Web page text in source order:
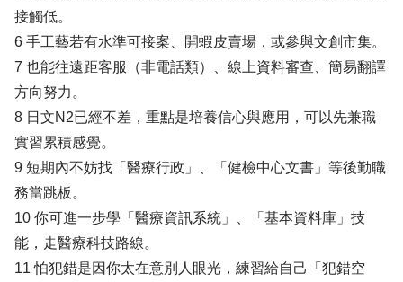
接觸低。
6 手工藝若有水準可接案、開蝦皮賣場，或參與文創市集。
7 也能往遠距客服（非電話類）、線上資料審查、簡易翻譯
方向努力。
8 日文N2已經不差，重點是培養信心與應用，可以先兼職
實習累積感覺。
9 短期內不妨找「醫療行政」、「健檢中心文書」等後勤職
務當跳板。
10 你可進一步學「醫療資訊系統」、「基本資料庫」技
能，走醫療科技路線。
11 怕犯錯是因你太在意別人眼光，練習給自己「犯錯空